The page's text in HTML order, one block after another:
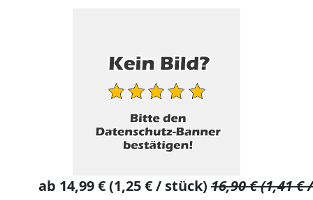
ab 14,99 € (1,25 € / stück) 16,90 € (1,41 € /